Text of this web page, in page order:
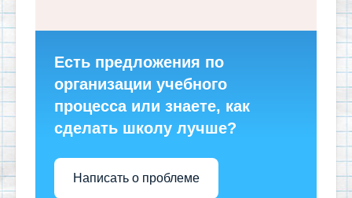
Есть предложения по
организации учебного
процесса или знаете, как
сделать школу лучше?
Написать о проблеме